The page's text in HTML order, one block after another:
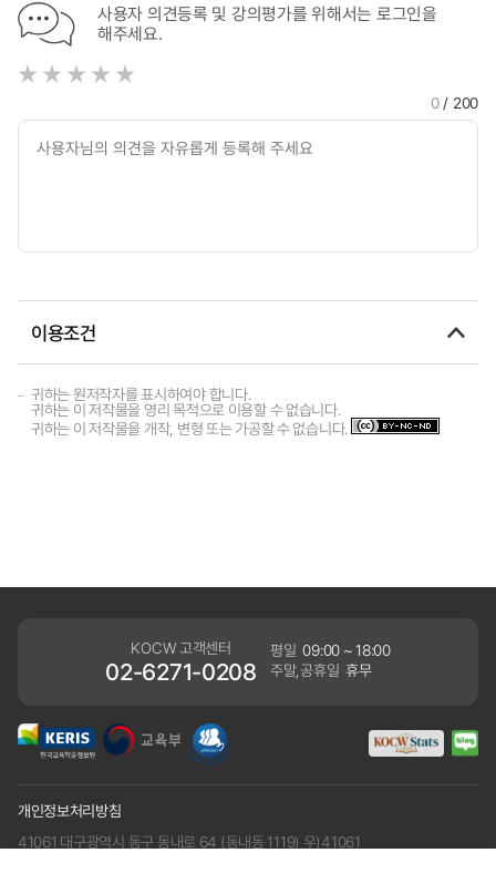
사용자 의견등록 및 강의평가를 위해서는 로그인을
해주세요.
0/ 200
이용조건
귀하는 원저작자를 표시하여야 합니다.
귀하는 이 저작물을 영리 목적으로 이용할 수 없습니다.
귀하는 이 저작물을 개작, 변형 또는 가공할 수 없습니다.
KOCW 고객센터
02-6271-0208
평일 09:00 ~ 18:00
주말,공휴일 휴무
개인정보처리방침
41061 대구광역시 동구 동내로 64 (동내동 1119) 우)41061